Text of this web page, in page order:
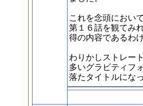
これを念頭におい
第１６話を観てみ
得の内容であるわ
わりかしストレー
多いグラビティフ
落たタイトルにな